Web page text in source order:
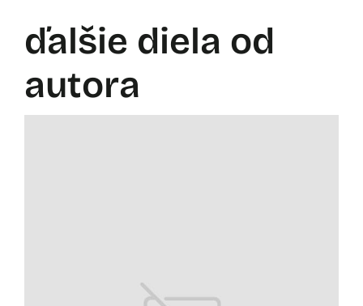
ďalšie diela od
autora